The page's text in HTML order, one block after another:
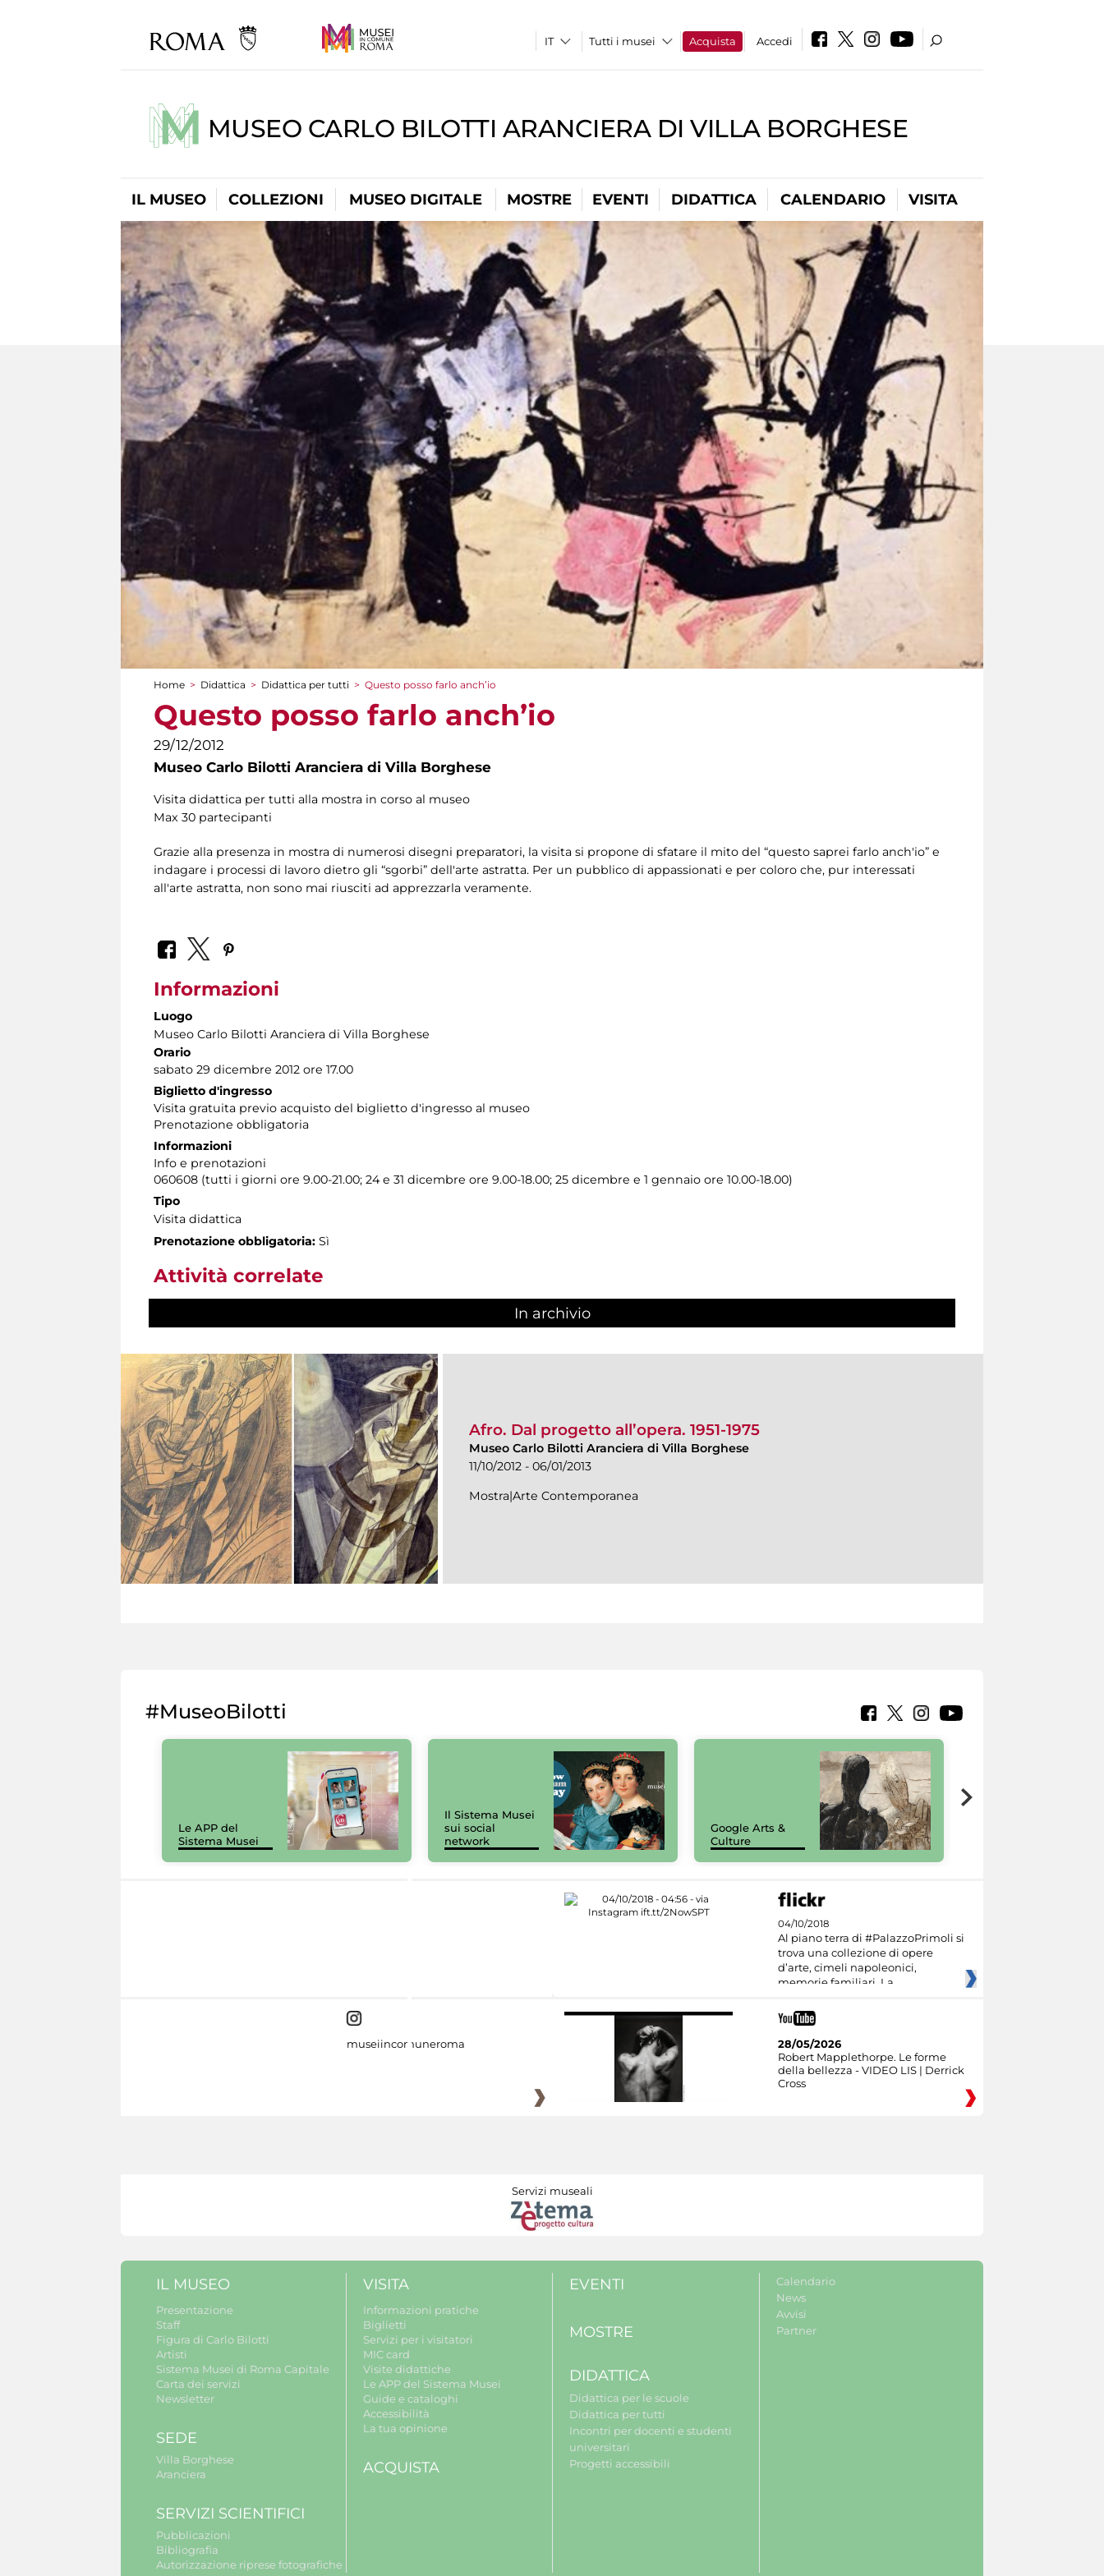
Tutti i musei Acquista Accedi
MUSEO CARLO BILOTTI ARANCIERA DI VILLA BORGHESE
IL MUSEO COLLEZIONI MUSEO DIGITALE MOSTRE EVENTI DIDATTICA CALENDARIO VISITA
Tu sei qui
Home > Didattica > Didattica per tutti > Questo posso farlo anch’io
Questo posso farlo anch’io
29/12/2012
Museo Carlo Bilotti Aranciera di Villa Borghese
Visita didattica per tutti alla mostra in corso al museo
Max 30 partecipanti
Grazie alla presenza in mostra di numerosi disegni preparatori, la visita si propone di sfatare il mito del “questo saprei farlo anch'io” e
indagare i processi di lavoro dietro gli “sgorbi” dell'arte astratta. Per un pubblico di appassionati e per coloro che, pur interessati
all'arte astratta, non sono mai riusciti ad apprezzarla veramente.
Informazioni
Luogo
Museo Carlo Bilotti Aranciera di Villa Borghese
Orario
sabato 29 dicembre 2012 ore 17.00
Biglietto d'ingresso
Visita gratuita previo acquisto del biglietto d'ingresso al museo
Prenotazione obbligatoria
Informazioni
Info e prenotazioni
060608 (tutti i giorni ore 9.00-21.00; 24 e 31 dicembre ore 9.00-18.00; 25 dicembre e 1 gennaio ore 10.00-18.00)
Tipo
Visita didattica
Prenotazione obbligatoria: Sì
Attività correlate
In archivio
Afro. Dal progetto all’opera. 1951-1975
Museo Carlo Bilotti Aranciera di Villa Borghese
11/10/2012 - 06/01/2013
Mostra|Arte Contemporanea
#MuseoBilotti
Le APP del
Sistema Musei
Il Sistema Musei
sui social
network
Google Arts &
Culture
04/10/2018
Al piano terra di #PalazzoPrimoli si
trova una collezione di opere
d’arte, cimeli napoleonici,
memorie familiari. La
museiincomuneroma
28/05/2026
Robert Mapplethorpe. Le forme
della bellezza - VIDEO LIS | Derrick
Cross
Servizi museali
IL MUSEO
Presentazione
Staff
Figura di Carlo Bilotti
Artisti
Sistema Musei di Roma Capitale
Carta dei servizi
Newsletter
SEDE
Villa Borghese
Aranciera
SERVIZI SCIENTIFICI
Pubblicazioni
Bibliografia
Autorizzazione riprese fotografiche
VISITA
Informazioni pratiche
Biglietti
Servizi per i visitatori
MIC card
Visite didattiche
Le APP del Sistema Musei
Guide e cataloghi
Accessibilità
La tua opinione
ACQUISTA
EVENTI
MOSTRE
DIDATTICA
Didattica per le scuole
Didattica per tutti
Incontri per docenti e studenti
universitari
Progetti accessibili
Calendario
News
Avvisi
Partner